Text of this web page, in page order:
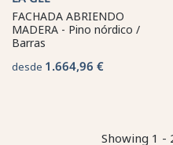
FACHADA ABRIENDO
MADERA - Pino nórdico /
Barras
desde 1.664,96 €
Showing 1 -